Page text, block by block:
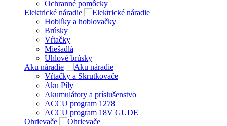
Ochranné pomôcky
Elektrické náradie
Hoblíky a hoblovačky
Brúsky
Vŕtačky
Miešadlá
Uhlové brúsky
Aku náradie
Vŕtačky a Skrutkovače
Aku Píly
Akumulátory a príslušenstvo
ACCU program 1278
ACCU program 18V GUDE
Ohrievače